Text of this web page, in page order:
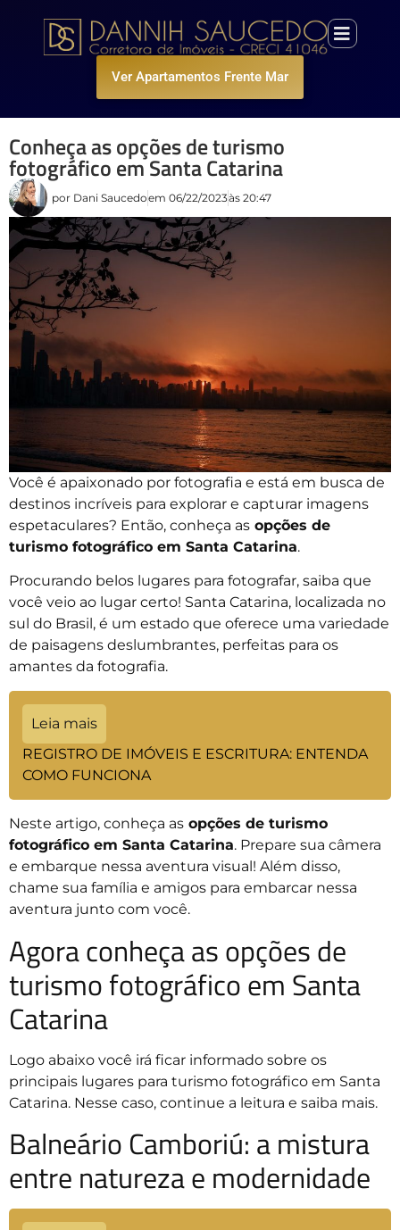
Ver Apartamentos Frente Mar
Conheça as opções de turismo
fotográfico em Santa Catarina
por Dani Saucedoem 06/22/2023às 20:47
Você é apaixonado por fotografia e está em busca de
destinos incríveis para explorar e capturar imagens
espetaculares? Então, conheça as opções de
turismo fotográfico em Santa Catarina.
Procurando belos lugares para fotografar, saiba que
você veio ao lugar certo! Santa Catarina, localizada no
sul do Brasil, é um estado que oferece uma variedade
de paisagens deslumbrantes, perfeitas para os
amantes da fotografia.
Leia mais
REGISTRO DE IMÓVEIS E ESCRITURA: ENTENDA
COMO FUNCIONA
Neste artigo, conheça as opções de turismo
fotográfico em Santa Catarina. Prepare sua câmera
e embarque nessa aventura visual! Além disso,
chame sua família e amigos para embarcar nessa
aventura junto com você.
Agora conheça as opções de
turismo fotográfico em Santa
Catarina
Logo abaixo você irá ficar informado sobre os
principais lugares para turismo fotográfico em Santa
Catarina. Nesse caso, continue a leitura e saiba mais.
Balneário Camboriú: a mistura
entre natureza e modernidade